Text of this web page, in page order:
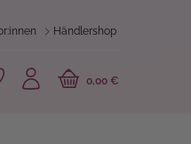
Händlershop
0,00 €